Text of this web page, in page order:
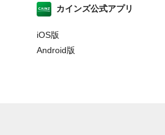
カインズ公式アプリ
iOS版
Android版